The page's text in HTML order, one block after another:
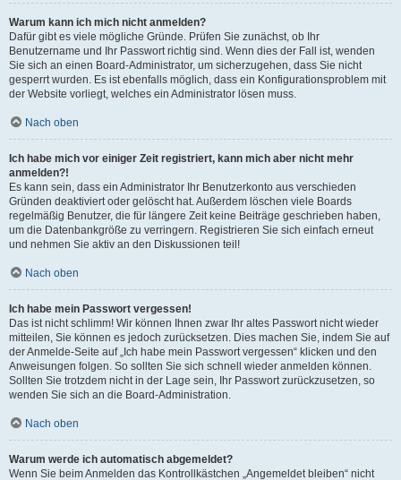
Warum kann ich mich nicht anmelden?
Dafür gibt es viele mögliche Gründe. Prüfen Sie zunächst, ob Ihr
Benutzername und Ihr Passwort richtig sind. Wenn dies der Fall ist, wenden
Sie sich an einen Board-Administrator, um sicherzugehen, dass Sie nicht
gesperrt wurden. Es ist ebenfalls möglich, dass ein Konfigurationsproblem mit
der Website vorliegt, welches ein Administrator lösen muss.
Nach oben
Ich habe mich vor einiger Zeit registriert, kann mich aber nicht mehr
anmelden?!
Es kann sein, dass ein Administrator Ihr Benutzerkonto aus verschieden
Gründen deaktiviert oder gelöscht hat. Außerdem löschen viele Boards
regelmäßig Benutzer, die für längere Zeit keine Beiträge geschrieben haben,
um die Datenbankgröße zu verringern. Registrieren Sie sich einfach erneut
und nehmen Sie aktiv an den Diskussionen teil!
Nach oben
Ich habe mein Passwort vergessen!
Das ist nicht schlimm! Wir können Ihnen zwar Ihr altes Passwort nicht wieder
mitteilen, Sie können es jedoch zurücksetzen. Dies machen Sie, indem Sie auf
der Anmelde-Seite auf „Ich habe mein Passwort vergessen“ klicken und den
Anweisungen folgen. So sollten Sie sich schnell wieder anmelden können.
Sollten Sie trotzdem nicht in der Lage sein, Ihr Passwort zurückzusetzen, so
wenden Sie sich an die Board-Administration.
Nach oben
Warum werde ich automatisch abgemeldet?
Wenn Sie beim Anmelden das Kontrollkästchen „Angemeldet bleiben“ nicht